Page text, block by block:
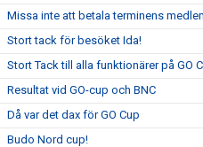
Missa inte att betala terminens
Stort tack för besöket Ida!
Stort Tack till alla funktionärer på GO
Resultat vid GO-cup och BNC
Då var det dax för GO Cup
Budo Nord cup!